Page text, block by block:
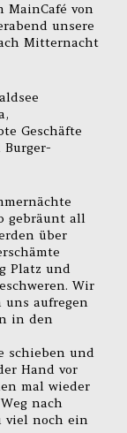
MainCafé von
unsere
Mitternacht
Geschäfte
gebräunt all
über
Platz und
Wir
uns aufregen
in den
schieben und
Hand vor
mal wieder
nach
viel noch ein